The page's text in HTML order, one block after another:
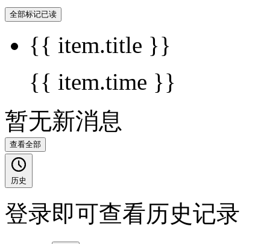
全部标记已读
{{ item.title }}
{{ item.time }}
暂无新消息
查看全部
历史
登录即可查看历史记录